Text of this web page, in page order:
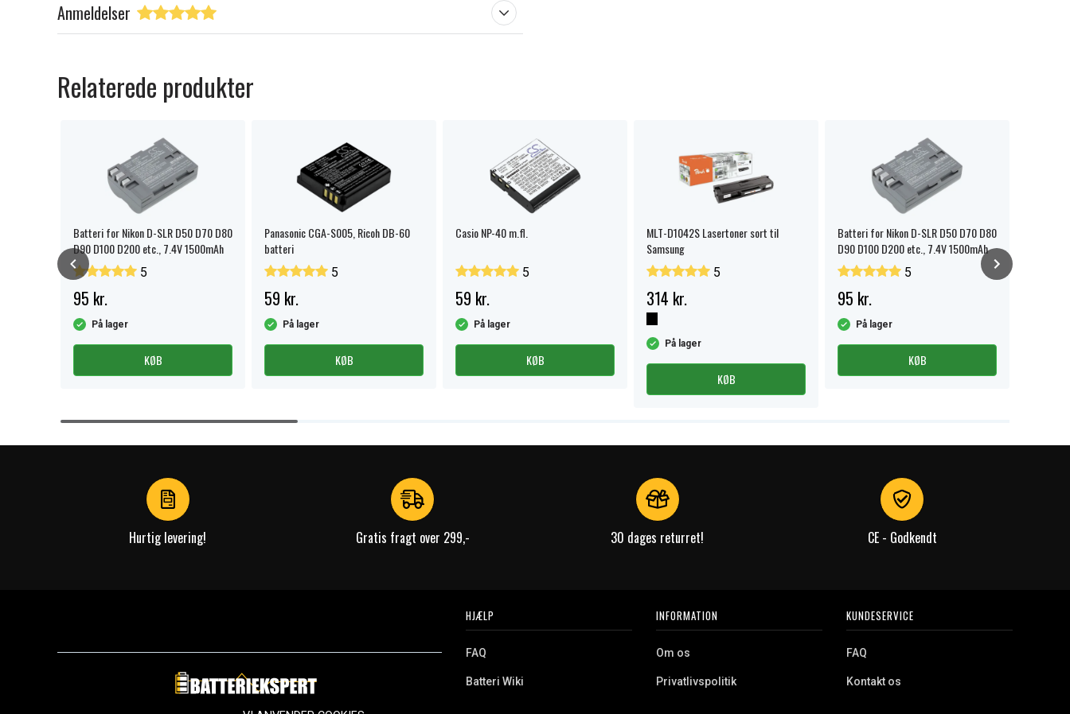
Anmeldelser
Relaterede produkter
Batteri for Nikon D-SLR D50 D70 D80
D90 D100 D200 etc., 7.4V 1500mAh
5
95 kr.
På lager
KØB
Panasonic CGA-S005, Ricoh DB-60
batteri
5
59 kr.
På lager
KØB
Casio NP-40 m.fl.
5
59 kr.
På lager
KØB
MLT-D1042S Lasertoner sort til
Samsung
5
314 kr.
På lager
KØB
Batteri for Nikon D-SLR D50 D70 D80
D90 D100 D200 etc., 7.4V 1500mAh
5
95 kr.
På lager
KØB
Item
Hurtig levering! Gratis fragt over 299,- 30 dages returret! CE - Godkendt
HJÆLP
FAQ
Batteri Wiki
INFORMATION
Om os
Privatlivspolitik
KUNDESERVICE
FAQ
Kontakt os